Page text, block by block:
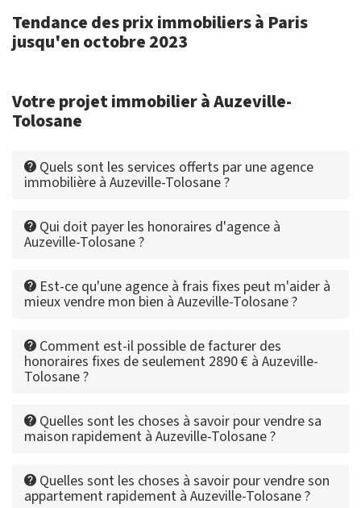
Tendance des prix immobiliers à Paris
jusqu'en octobre 2023
Votre projet immobilier à Auzeville-
Tolosane
Quels sont les services offerts par une agence
immobilière à Auzeville-Tolosane ?
Qui doit payer les honoraires d'agence à
Auzeville-Tolosane ?
Est-ce qu'une agence à frais fixes peut m'aider à
mieux vendre mon bien à Auzeville-Tolosane ?
Comment est-il possible de facturer des
honoraires fixes de seulement 2890 € à Auzeville-
Tolosane ?
Quelles sont les choses à savoir pour vendre sa
maison rapidement à Auzeville-Tolosane ?
Quelles sont les choses à savoir pour vendre son
appartement rapidement à Auzeville-Tolosane ?